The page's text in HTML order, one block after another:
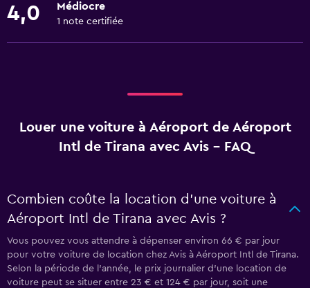
4,0 Médiocre
1 note certifiée
Louer une voiture à Aéroport de Aéroport
Intl de Tirana avec Avis - FAQ
Combien coûte la location d’une voiture à
Aéroport Intl de Tirana avec Avis ?
Vous pouvez vous attendre à dépenser environ 66 € par jour
pour votre voiture de location chez Avis à Aéroport Intl de Tirana.
Selon la période de l’année, le prix journalier d'une location de
voiture peut se situer entre 23 € et 124 € par jour, soit une